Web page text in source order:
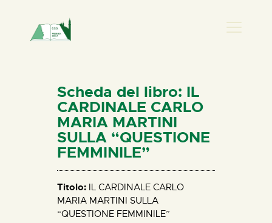
HOME
CHI SIAMO
NEWS
PERCORSI
BIBLIOTECA
ELISA SALERNO
CONTATTI
Scheda del libro: IL
CARDINALE CARLO
MARIA MARTINI
SULLA “QUESTIONE
FEMMINILE”
Titolo: IL CARDINALE CARLO
MARIA MARTINI SULLA
“QUESTIONE FEMMINILE”